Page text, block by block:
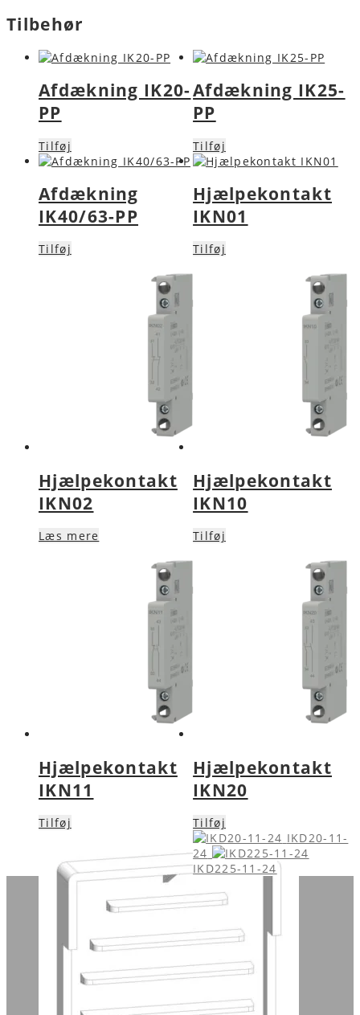
Tilbehør
Afdækning IK20-
PP
Tilføj
Afdækning IK25-
PP
Tilføj
Afdækning
IK40/63-PP
Tilføj
Hjælpekontakt
IKN01
Tilføj
Hjælpekontakt
IKN02
Læs mere
Hjælpekontakt
IKN10
Tilføj
Hjælpekontakt
IKN11
Tilføj
Hjælpekontakt
IKN20
Tilføj
IKD20-11-
24
IKD225-11-24